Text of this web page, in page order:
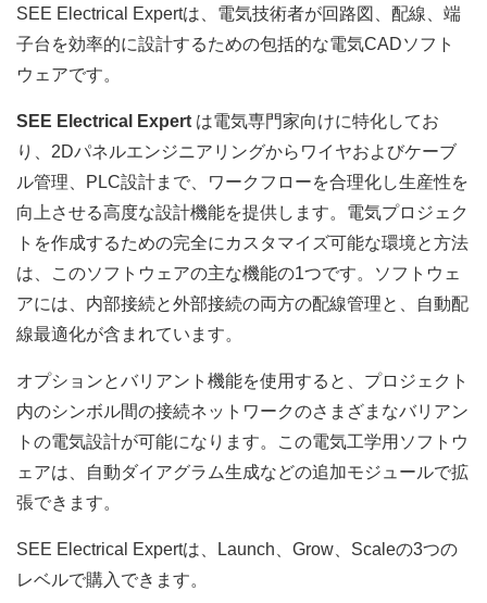
SEE Electrical Expertは、電気技術者が回路図、配線、端
子台を効率的に設計するための包括的な電気CADソフト
ウェアです。
SEE Electrical Expert は電気専門家向けに特化してお
り、2Dパネルエンジニアリングからワイヤおよびケーブ
ル管理、PLC設計まで、ワークフローを合理化し生産性を
向上させる高度な設計機能を提供します。電気プロジェク
トを作成するための完全にカスタマイズ可能な環境と方法
は、このソフトウェアの主な機能の1つです。ソフトウェ
アには、内部接続と外部接続の両方の配線管理と、自動配
線最適化が含まれています。
オプションとバリアント機能を使用すると、プロジェクト
内のシンボル間の接続ネットワークのさまざまなバリアン
トの電気設計が可能になります。この電気工学用ソフトウ
ェアは、自動ダイアグラム生成などの追加モジュールで拡
張できます。
SEE Electrical Expertは、Launch、Grow、Scaleの3つの
レベルで購入できます。